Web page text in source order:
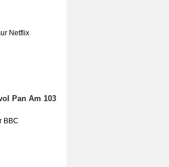
Netflix
Pan Am 103
BBC